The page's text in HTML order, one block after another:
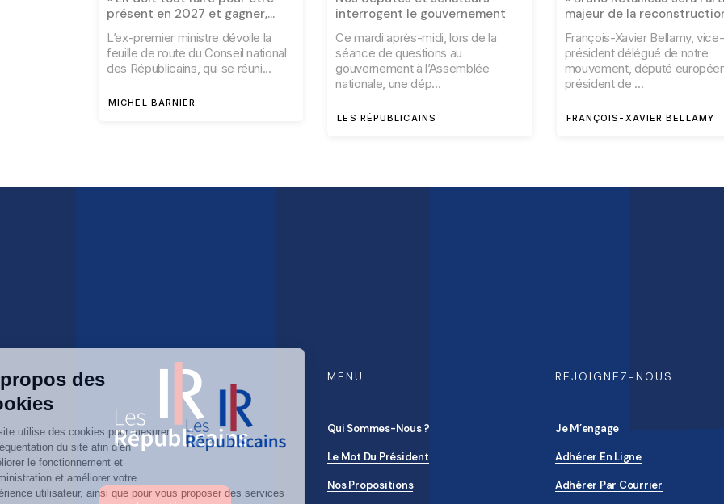
MICHEL BARNIER
présent en 2027 et gagner,
dans la foulée, une majorité
absolue »
L’ex-premier ministre dévoile la
feuille de route du Conseil national
des Républicains, qui se réuni
LES RÉPUBLICAINS
interrogent le gouvernement
Ce mardi après-midi, lors de la
séance de questions au
gouvernement à l’Assemblée
nationale, une dép
FRANÇOIS-XAVIER BELLAMY
majeur de la
François-Xavier Bellamy, vice-
président délégué de notre
mouvement, député
président de
MENU
Qui Sommes-Nous ?
Le Mot Du Président
Nos Propositions
REJOIGNEZ-NOUS
Je M’engage
Adhérer En Ligne
Adhérer Par Courrier